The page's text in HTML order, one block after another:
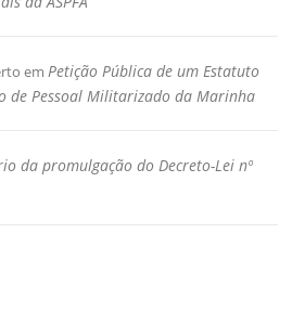
emPetição Pública de um Estatuto
de Pessoal Militarizado da Marinha
da promulgação do Decreto-Lei nº